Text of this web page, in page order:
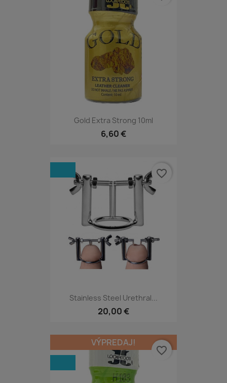
Gold Extra Strong 10ml
6,60 €
Stainless Steel Urethral...
20,00 €
favorite_border
VÝPREDAJ!
favorite_border